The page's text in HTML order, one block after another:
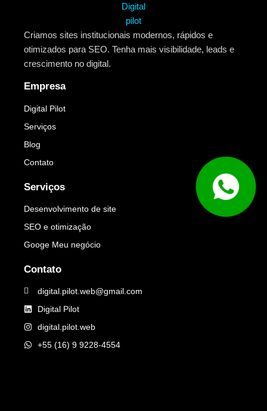
Criamos sites institucionais modernos, rápidos e
otimizados para SEO. Tenha mais visibilidade, leads e
crescimento no digital.
Empresa
Digital Pilot
Serviços
Blog
Contato
Serviços
Desenvolvimento de site
SEO e otimização
Googe Meu negócio
Contato
digital.pilot.web@gmail.com
Digital Pilot
digital.pilot.web
+55 (16) 9 9228-4554